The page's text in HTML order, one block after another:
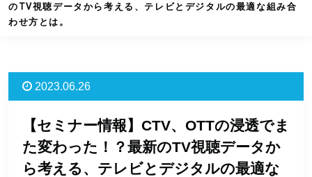
のTV視聴データから考える、テレビとデジタルの最適な組み合
わせ方とは。
2023.06.26
【セミナー情報】CTV、OTTの浸透でま
た変わった！？最新のTV視聴データか
ら考える、テレビとデジタルの最適な